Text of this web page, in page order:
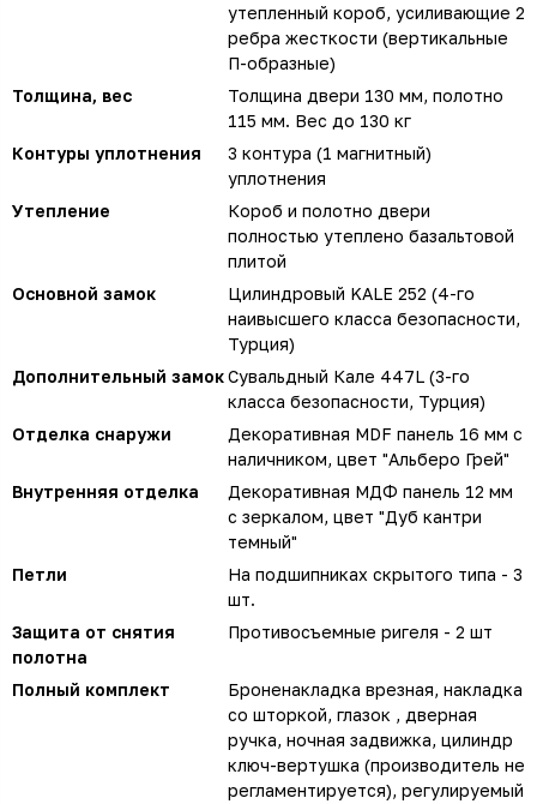
утепленный короб, усиливающие 2
ребра жесткости (вертикальные
П-образные)
Толщина, вес
Толщина двери 130 мм, полотно
115 мм. Вес до 130 кг
Контуры уплотнения
3 контура (1 магнитный)
уплотнения
Утепление
Короб и полотно двери
полностью утеплено базальтовой
плитой
Основной замок
Цилиндровый KALE 252 (4-го
наивысшего класса безопасности,
Турция)
Дополнительный замокСувальдный Кале 447L (3-го
класса безопасности, Турция)
Отделка снаружи
Декоративная MDF панель 16 мм с
наличником, цвет "Альберо Грей"
Внутренняя отделка
Декоративная МДФ панель 12 мм
с зеркалом, цвет "Дуб кантри
темный"
Петли
На подшипниках скрытого типа - 3
шт.
Защита от снятия
полотна
Противосъемные ригеля - 2 шт
Полный комплект
Броненакладка врезная, накладка
со шторкой, глазок , дверная
ручка, ночная задвижка, цилиндр
ключ-вертушка (производитель не
регламентируется), регулируемый